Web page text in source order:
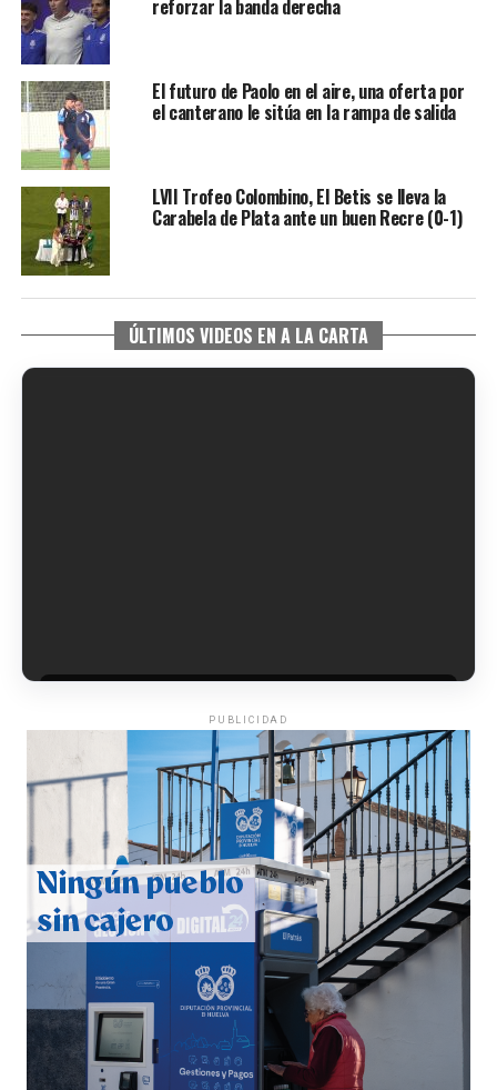
reforzar la banda derecha
El futuro de Paolo en el aire, una oferta por
el canterano le sitúa en la rampa de salida
LVII Trofeo Colombino, El Betis se lleva la
Carabela de Plata ante un buen Recre (0-1)
ÚLTIMOS VIDEOS EN A LA CARTA
QUINTA CORRIDA DE LAS FIESTAS COLOMBINAS
2026
hace 4 días·Huelvatv
PUBLICIDAD